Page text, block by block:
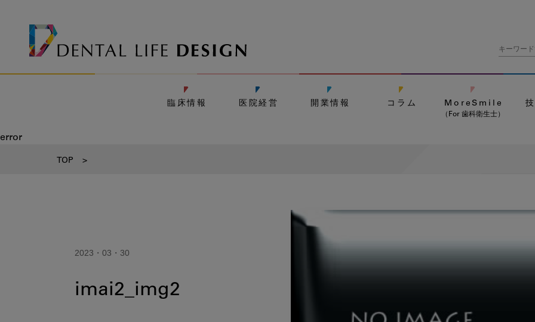
臨床情報 医院経営 開業情報 コラム MoreSmile
（For 歯科衛生士）
error
TOP >
2023・03・30
imai2_img2